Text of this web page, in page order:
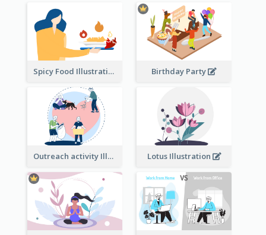
Spicy Food Illustration Birthday Party
Outreach activity Illustration Lotus Illustration